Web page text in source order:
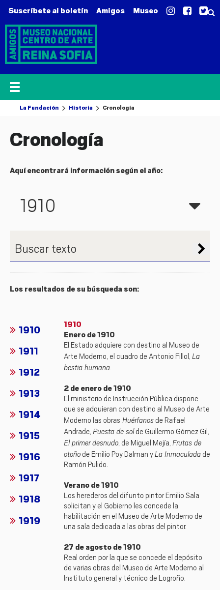
Suscríbete al boletín Amigos Museo
La Fundación Historia Cronología
Cronología
Aquí encontrará información según el año:
1910
Buscar texto
Los resultados de su búsqueda son:
1910
1911
1912
1913
1914
1915
1916
1917
1918
1919
1910
Enero de 1910
El Estado adquiere con destino al Museo de
Arte Moderno, el cuadro de Antonio Fillol, La
bestia humana.
2 de enero de 1910
El ministerio de Instrucción Pública dispone
que se adquieran con destino al Museo de Arte
Moderno las obras Huérfanos de Rafael
Andrade, Puesta de solde Guillermo Gómez Gil,
El primer desnudo, de Miguel Mejía, Frutas de
otoño de Emilio Poy Dalman yLa Inmaculada de
Ramón Pulido.
Verano de 1910
Los herederos del difunto pintor Emilio Sala
solicitan y el Gobierno les concede la
habilitación en el Museo de Arte Moderno de
una sala dedicada a las obras del pintor.
27 de agosto de 1910
Real orden por la que se concede el depósito
de varias obras del Museo de Arte Moderno al
Instituto general y técnico de Logroño.